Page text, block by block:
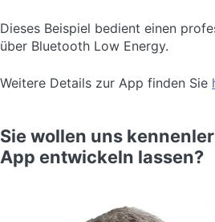
Dieses Beispiel bedient einen
über Bluetooth Low Energy.
Weitere Details zur App finden Sie
Sie wollen uns
App entwickeln lassen?